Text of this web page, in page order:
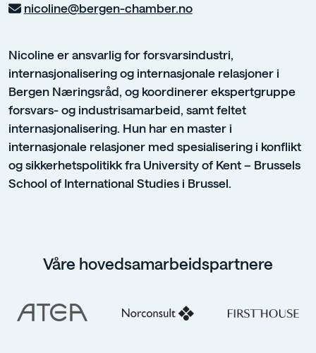
nicoline@bergen-chamber.no
Nicoline er ansvarlig for forsvarsindustri,
internasjonalisering og internasjonale relasjoner i
Bergen Næringsråd, og koordinerer ekspertgruppe
forsvars- og industrisamarbeid, samt feltet
internasjonalisering. Hun har en master i
internasjonale relasjoner med spesialisering i konflikt
og sikkerhetspolitikk fra University of Kent – Brussels
School of International Studies i Brussel.
Våre hovedsamarbeidspartnere